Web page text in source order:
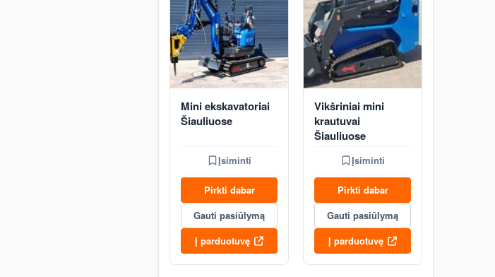
Mini ekskavatoriai
Šiauliuose
Įsiminti
Pirkti dabar
Gauti pasiūlymą
Į parduotuvę
Vikšriniai mini
krautuvai
Šiauliuose
Įsiminti
Pirkti dabar
Gauti pasiūlymą
Į parduotuvę